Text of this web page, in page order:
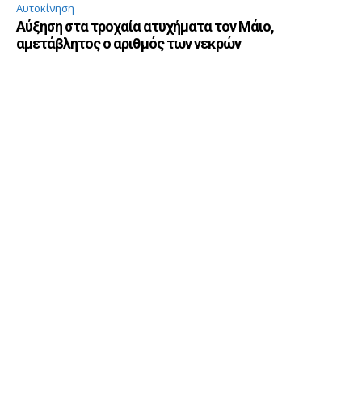
Αυτοκίνηση
Αύξηση στα τροχαία ατυχήματα τον Μάιο,
αμετάβλητος ο αριθμός των νεκρών